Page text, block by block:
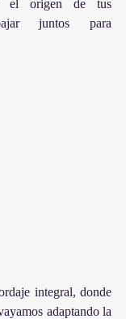
el origen de tus
juntos para
integral, donde
adaptando la